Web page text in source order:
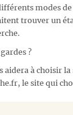
modes
trouver un
?
aidera à choisir
le site qui